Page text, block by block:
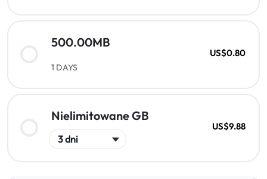
500.00MB
1 DAYS
US$0.80
Nielimitowane GB
US$9.88